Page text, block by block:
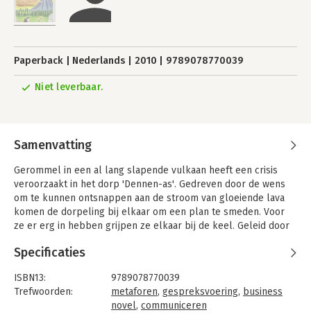
Paperback Nederlands 2010 9789078770039
Niet leverbaar.
Samenvatting
Gerommel in een al lang slapende vulkaan heeft een crisis
veroorzaakt in het dorp 'Dennen-as'. Gedreven door de wens
om te kunnen ontsnappen aan de stroom van gloeiende lava
komen de dorpeling bij elkaar om een plan te smeden. Voor
ze er erg in hebben grijpen ze elkaar bij de keel. Geleid door
en luisteren waardoor er nieuwe bronnen ontstaan en de
Terwijl iedereen weet hoe je deelneemt aan een gesprek,
weten slechts enkelen van ons hoe je van een gesprek een
Specificaties
ISBN13:
9789078770039
Trefwoorden:
metaforen, gespreksvoering, business
novel, communiceren